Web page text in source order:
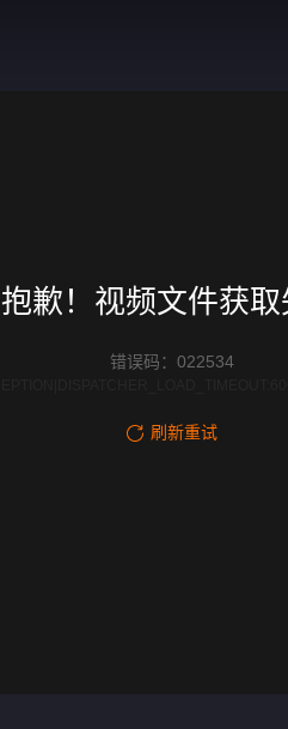
抱歉！视频文件获取
错误码：022534
刷新重试